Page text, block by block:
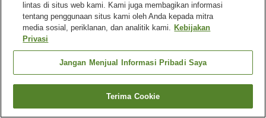
Beranda Indonesia Jawa Tengah
Kota Magelang
Atria Hotel Magelang
Cari kamar
lintas di situs web kami. Kami juga membagikan informasi
tentang penggunaan situs kami oleh Anda kepada mitra
media sosial, periklanan, dan analitik kami. Kebijakan
Privasi
Jangan Menjual Informasi Pribadi Saya
Terima Cookie